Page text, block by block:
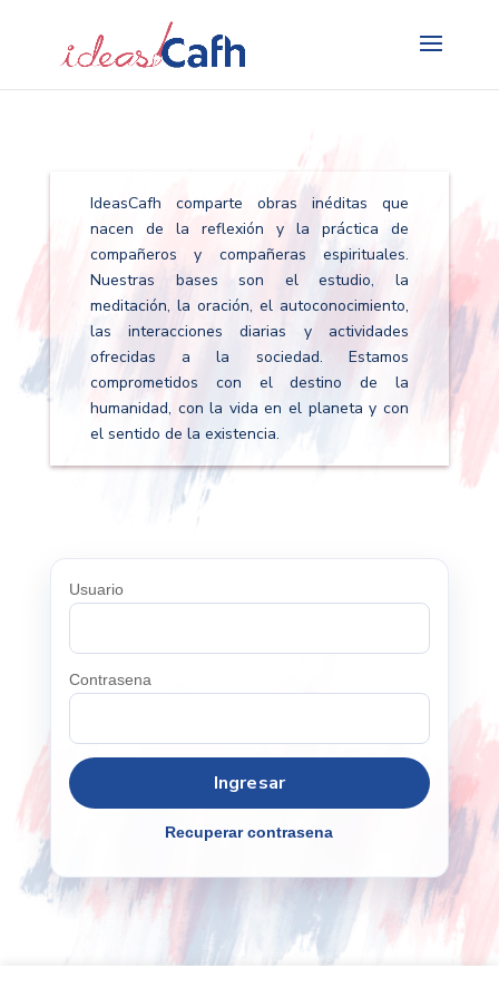
IdeasCafh comparte obras inéditas que
nacen de la reflexión y la práctica de
compañeros y compañeras espirituales.
Nuestras bases son el estudio, la
meditación, la oración, el autoconocimiento,
las interacciones diarias y actividades
ofrecidas a la sociedad. Estamos
comprometidos con el destino de la
humanidad, con la vida en el planeta y con
el sentido de la existencia.
Usuario
Contrasena
Recuperar contrasena